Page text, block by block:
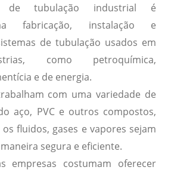
de tubulação industrial é
fabricação, instalação e
de tubulação usados em
como petroquímica,
e de energia.
com uma variedade de
aço, PVC e outros compostos,
fluidos, gases e vapores sejam
segura e eficiente.
empresas costumam oferecer